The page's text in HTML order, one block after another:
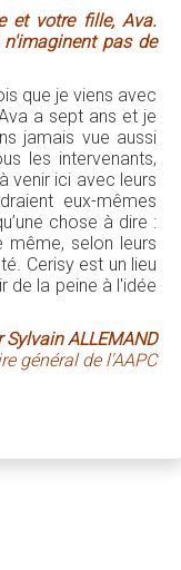
et votre fille, Ava.
pas de
que je viens avec
a sept ans et je
jamais vue aussi
les intervenants,
venir ici avec leurs
eux-mêmes
chose à dire :
selon leurs
Cerisy est un lieu
de la peine à l'idée
ALLEMAND
général de l'AAPC